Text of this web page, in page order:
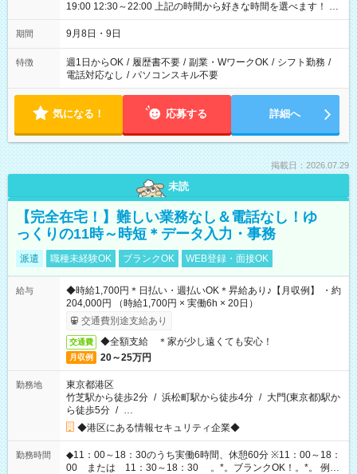
19:00 12:30～22:00 上記の時間から好きな時間を選べます！ ※
時間は変更となる可能性があります
期間 9月8日・9日
特徴 週1日からOK / 履歴書不要 / 副業・WワークOK / シフト勤務 /
電話対応なし / パソコンスキル不要
気になる！ 応募する 詳細へ
掲載日：2026.07.29
未読
【完全在宅！】難しい業務なし＆電話なし！ゆ
っくりの11時～時短＊データ入力・事務
派遣 職種未経験OK ブランクOK WEB登録・面接OK
給与
◆時給1,700円＊日払い・週払いOK＊昇給あり♪【月収例】 ・約
204,000円 （時給1,700円 × 実働6h × 20日）
交通費別途支給あり
交通費 ◆全額支給 ＊家が少し遠くても安心！
月収例 20～25万円
勤務地
東京都港区
竹芝駅から徒歩2分 / 浜松町駅から徒歩4分 / 大門(東京都)駅か
ら徒歩5分 / …
◆港区にある情報セキュリティ企業◆
勤務時間
◆11：00～18：30のうち実働6時間、休憩60分 ※11：00～18：
00 または 11：30～18：30 。*。ブランクOK！。*。 例え